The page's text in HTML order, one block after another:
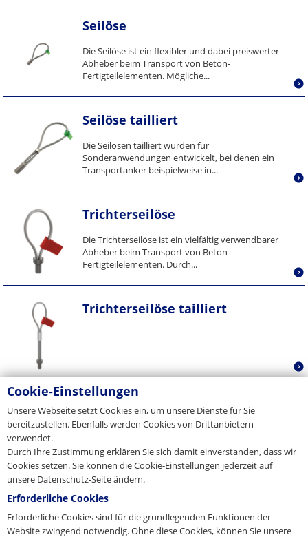
Seilöse
Die Seilöse ist ein flexibler und dabei preiswerter
Abheber beim Transport von Beton-
Fertigteilelementen. Mögliche...
Seilöse tailliert
Die Seilösen tailliert wurden für
Sonderanwendungen entwickelt, bei denen ein
Transportanker beispielweise in...
Trichterseilöse
Die Trichterseilöse ist ein vielfältig verwendbarer
Abheber beim Transport von Beton-
Fertigteilelementen. Durch...
Trichterseilöse tailliert
Spezialaufhänger
Der Spezialaufhänger ist Bestandteil des
seiner Druckplatte - und der...
Drehaufhänger
Der Drehaufhänger ist der universellste und
Cookie-Einstellungen
Unsere Webseite setzt Cookies ein, um unsere Dienste für Sie
bereitzustellen. Ebenfalls werden Cookies von Drittanbietern
verwendet.
Durch Ihre Zustimmung erklären Sie sich damit einverstanden, dass wir
Cookies setzen. Sie können die Cookie-Einstellungen jederzeit auf
unsere Datenschutz-Seite ändern.
Erforderliche Cookies
Erforderliche Cookies sind für die grundlegenden Funktionen der
Website zwingend notwendig. Ohne diese Cookies, können Sie unsere